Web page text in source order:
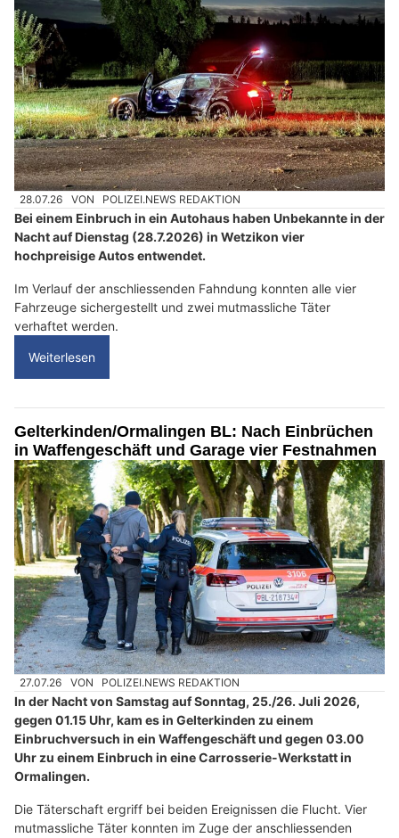
28.07.26 VON POLIZEI.NEWS REDAKTION
Bei einem Einbruch in ein Autohaus haben Unbekannte in der
Nacht auf Dienstag (28.7.2026) in Wetzikon vier
hochpreisige Autos entwendet.
Im Verlauf der anschliessenden Fahndung konnten alle vier
Fahrzeuge sichergestellt und zwei mutmassliche Täter
verhaftet werden.
Weiterlesen
Gelterkinden/Ormalingen BL: Nach Einbrüchen
in Waffengeschäft und Garage vier Festnahmen
27.07.26 VON POLIZEI.NEWS REDAKTION
In der Nacht von Samstag auf Sonntag, 25./26. Juli 2026,
gegen 01.15 Uhr, kam es in Gelterkinden zu einem
Einbruchversuch in ein Waffengeschäft und gegen 03.00
Uhr zu einem Einbruch in eine Carrosserie-Werkstatt in
Ormalingen.
Die Täterschaft ergriff bei beiden Ereignissen die Flucht. Vier
mutmassliche Täter konnten im Zuge der anschliessenden